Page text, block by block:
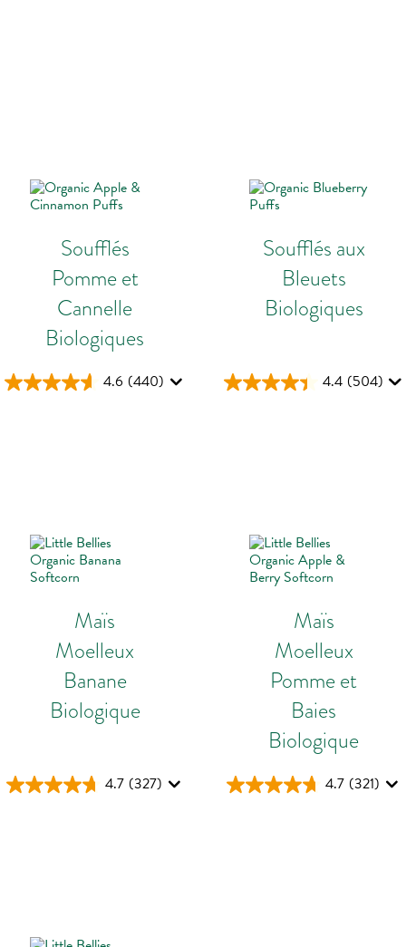
Soufflés
Pomme et
Cannelle
Biologiques
4.6 (440)
Soufflés aux
Bleuets
Biologiques
4.4 (504)
Maïs
Moelleux
Banane
Biologique
4.7 (327)
Maïs
Moelleux
Pomme et
Baies
Biologique
4.7 (321)